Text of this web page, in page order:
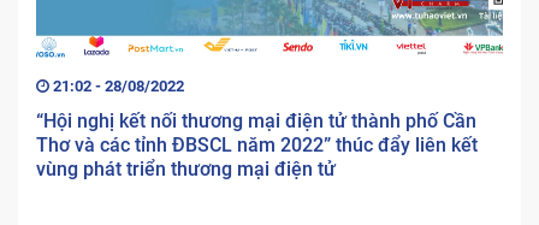
21:02 - 28/08/2022
“Hội nghị kết nối thương mại điện tử thành phố Cần
Thơ và các tỉnh ĐBSCL năm 2022” thúc đẩy liên kết
vùng phát triển thương mại điện tử